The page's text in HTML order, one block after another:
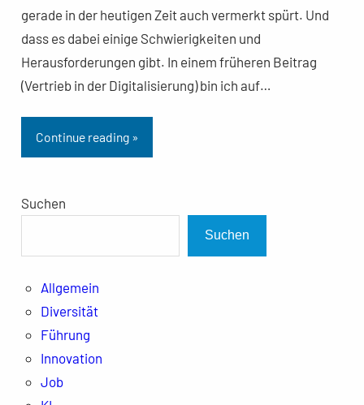
gerade in der heutigen Zeit auch vermerkt spürt. Und
dass es dabei einige Schwierigkeiten und
Herausforderungen gibt. In einem früheren Beitrag
(Vertrieb in der Digitalisierung) bin ich auf…
Continue reading »
Suchen
Suchen
Allgemein
Diversität
Führung
Innovation
Job